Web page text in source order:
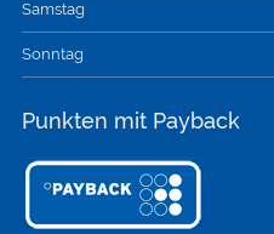
Samstag
Sonntag
Punkten mit Payback